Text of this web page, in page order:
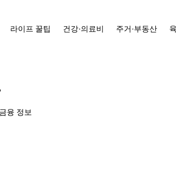
라이프 꿀팁 건강·의료비 주거·부동산
융 정보